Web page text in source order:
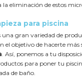
eliminación de estos
para piscina
una gran variedad de
el objetivo de hacerte más
. Así, ponemos a tu
para poner tu
de baño.